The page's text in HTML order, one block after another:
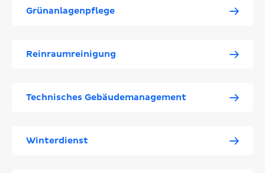
Grünanlagenpflege
Reinraumreinigung
Technisches Gebäudemanagement
Winterdienst